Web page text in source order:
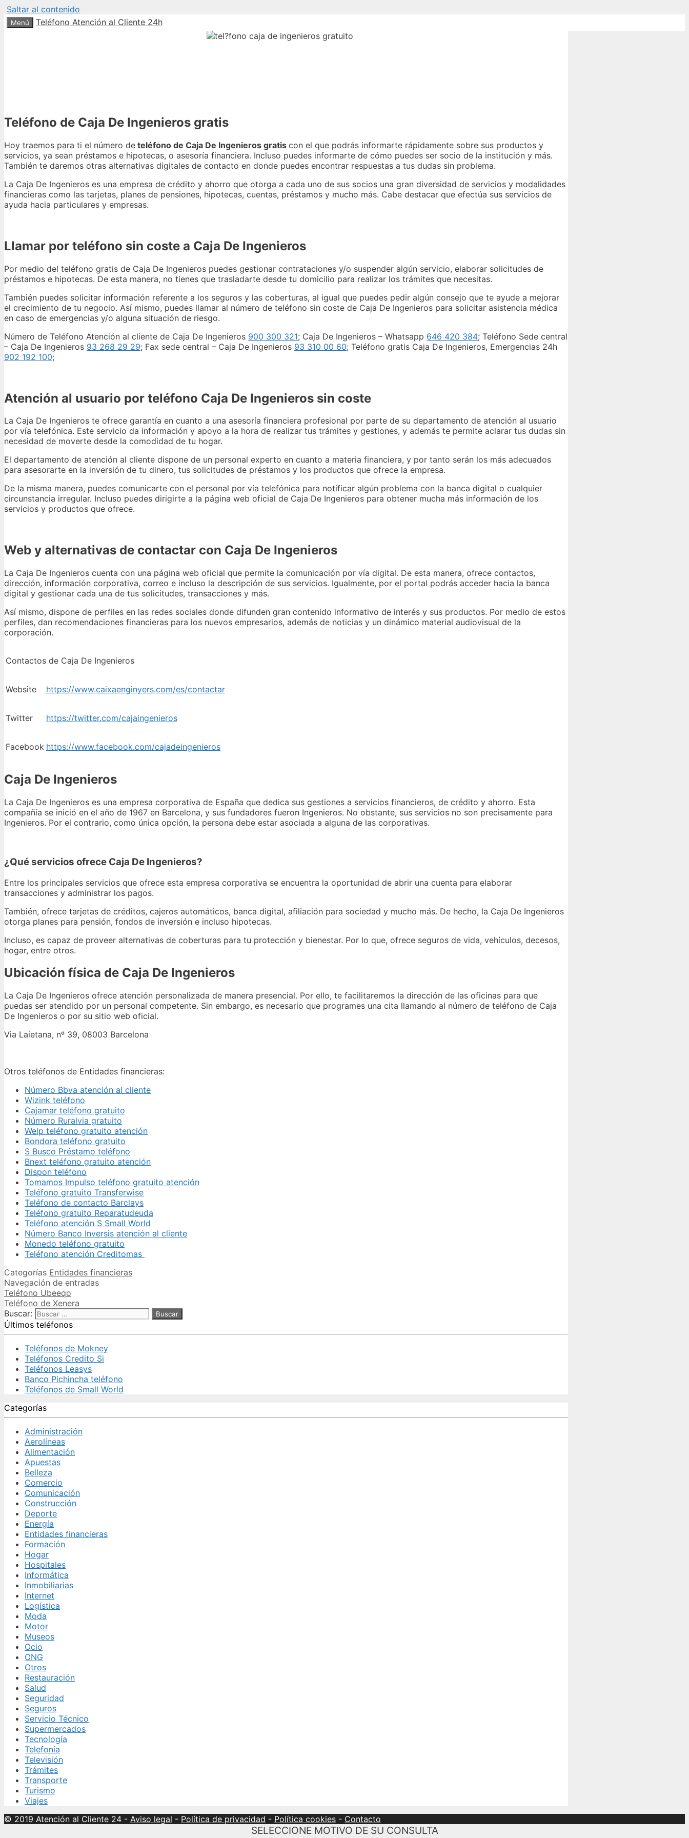
Saltar al contenido
Menú Teléfono Atención al Cliente 24h
Teléfono de Caja De Ingenieros gratis
Hoy traemos para ti el número de teléfono de Caja De Ingenieros gratis con el que podrás informarte rápidamente sobre sus productos y
servicios, ya sean préstamos e hipotecas, o asesoría financiera. Incluso puedes informarte de cómo puedes ser socio de la institución y más.
También te daremos otras alternativas digitales de contacto en donde puedes encontrar respuestas a tus dudas sin problema.
La Caja De Ingenieros es una empresa de crédito y ahorro que otorga a cada uno de sus socios una gran diversidad de servicios y modalidades
financieras como las tarjetas, planes de pensiones, hipotecas, cuentas, préstamos y mucho más. Cabe destacar que efectúa sus servicios de
ayuda hacia particulares y empresas.
Llamar por teléfono sin coste a Caja De Ingenieros
Por medio del teléfono gratis de Caja De Ingenieros puedes gestionar contrataciones y/o suspender algún servicio, elaborar solicitudes de
préstamos e hipotecas. De esta manera, no tienes que trasladarte desde tu domicilio para realizar los trámites que necesitas.
También puedes solicitar información referente a los seguros y las coberturas, al igual que puedes pedir algún consejo que te ayude a mejorar
el crecimiento de tu negocio. Así mismo, puedes llamar al número de teléfono sin coste de Caja De Ingenieros para solicitar asistencia médica
en caso de emergencias y/o alguna situación de riesgo.
Número de Teléfono Atención al cliente de Caja De Ingenieros 900 300 321; Caja De Ingenieros – Whatsapp 646 420 384; Teléfono Sede central
– Caja De Ingenieros 93 268 29 29; Fax sede central – Caja De Ingenieros 93 310 00 60; Teléfono gratis Caja De Ingenieros, Emergencias 24h
902 192 100;
Atención al usuario por teléfono Caja De Ingenieros sin coste
La Caja De Ingenieros te ofrece garantía en cuanto a una asesoría financiera profesional por parte de su departamento de atención al usuario
por vía telefónica. Este servicio da información y apoyo a la hora de realizar tus trámites y gestiones, y además te permite aclarar tus dudas sin
necesidad de moverte desde la comodidad de tu hogar.
El departamento de atención al cliente dispone de un personal experto en cuanto a materia financiera, y por tanto serán los más adecuados
para asesorarte en la inversión de tu dinero, tus solicitudes de préstamos y los productos que ofrece la empresa.
De la misma manera, puedes comunicarte con el personal por vía telefónica para notificar algún problema con la banca digital o cualquier
circunstancia irregular. Incluso puedes dirigirte a la página web oficial de Caja De Ingenieros para obtener mucha más información de los
servicios y productos que ofrece.
Web y alternativas de contactar con Caja De Ingenieros
La Caja De Ingenieros cuenta con una página web oficial que permite la comunicación por vía digital. De esta manera, ofrece contactos,
dirección, información corporativa, correo e incluso la descripción de sus servicios. Igualmente, por el portal podrás acceder hacia la banca
digital y gestionar cada una de tus solicitudes, transacciones y más.
Así mismo, dispone de perfiles en las redes sociales donde difunden gran contenido informativo de interés y sus productos. Por medio de estos
perfiles, dan recomendaciones financieras para los nuevos empresarios, además de noticias y un dinámico material audiovisual de la
corporación.
Contactos de Caja De Ingenieros
Website https://www.caixaenginyers.com/es/contactar
Twitter https://twitter.com/cajaingenieros
Facebook https://www.facebook.com/cajadeingenieros
Caja De Ingenieros
La Caja De Ingenieros es una empresa corporativa de España que dedica sus gestiones a servicios financieros, de crédito y ahorro. Esta
compañía se inició en el año de 1967 en Barcelona, y sus fundadores fueron Ingenieros. No obstante, sus servicios no son precisamente para
Ingenieros. Por el contrario, como única opción, la persona debe estar asociada a alguna de las corporativas.
¿Qué servicios ofrece Caja De Ingenieros?
Entre los principales servicios que ofrece esta empresa corporativa se encuentra la oportunidad de abrir una cuenta para elaborar
transacciones y administrar los pagos.
También, ofrece tarjetas de créditos, cajeros automáticos, banca digital, afiliación para sociedad y mucho más. De hecho, la Caja De Ingenieros
otorga planes para pensión, fondos de inversión e incluso hipotecas.
Incluso, es capaz de proveer alternativas de coberturas para tu protección y bienestar. Por lo que, ofrece seguros de vida, vehículos, decesos,
hogar, entre otros.
Ubicación física de Caja De Ingenieros
La Caja De Ingenieros ofrece atención personalizada de manera presencial. Por ello, te facilitaremos la dirección de las oficinas para que
puedas ser atendido por un personal competente. Sin embargo, es necesario que programes una cita llamando al número de teléfono de Caja
De Ingenieros o por su sitio web oficial.
Via Laietana, nº 39, 08003 Barcelona
Otros teléfonos de Entidades financieras:
Número Bbva atención al cliente
Wizink teléfono
Cajamar teléfono gratuito
Número Ruralvia gratuito
Welp teléfono gratuito atención
Bondora teléfono gratuito
S Busco Préstamo teléfono
Bnext teléfono gratuito atención
Dispon teléfono
Tomamos Impulso teléfono gratuito atención
Teléfono gratuito Transferwise
Teléfono de contacto Barclays
Teléfono gratuito Reparatudeuda
Teléfono atención S Small World
Número Banco Inversis atención al cliente
Monedo teléfono gratuito
Teléfono atención Creditomas
Categorías Entidades financieras
Navegación de entradas
Teléfono Ubeeqo
Teléfono de Xenera
Buscar:
Últimos teléfonos
Teléfonos de Mokney
Teléfonos Credito Si
Teléfonos Leasys
Banco Pichincha teléfono
Teléfonos de Small World
Categorías
Administración
Aerolíneas
Alimentación
Apuestas
Belleza
Comercio
Comunicación
Construcción
Deporte
Energía
Entidades financieras
Formación
Hogar
Hospitales
Informática
Inmobiliarias
Internet
Logística
Moda
Motor
Museos
Ocio
ONG
Otros
Restauración
Salud
Seguridad
Seguros
Servicio Técnico
Supermercados
Tecnología
Telefonía
Televisión
Trámites
Transporte
Turismo
Viajes
© 2019 Atención al Cliente 24 - Aviso legal - Política de privacidad - Política cookies - Contacto
SELECCIONE MOTIVO DE SU CONSULTA